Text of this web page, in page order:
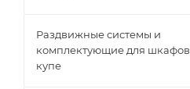
Раздвижные системы и
комплектующие для шкафов
купе